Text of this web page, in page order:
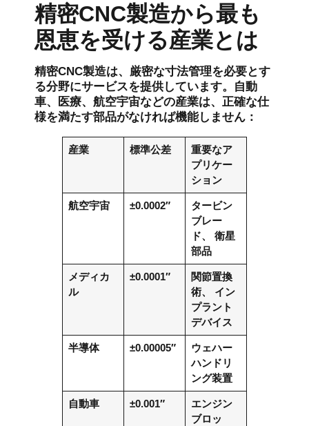
精密CNC製造から最も
恩恵を受ける産業とは
精密CNC製造は、厳密な寸法管理を必要とす
る分野にサービスを提供しています。自動
車、医療、航空宇宙などの産業は、正確な仕
様を満たす部品がなければ機能しません：
産業 標準公差
重要なア
プリケー
ション
航空宇宙 ±0.0002″
タービン
ブレー
ド、 衛星
部品
メディカ
ル
±0.0001″
関節置換
術、 イン
プラント
デバイス
半導体 ±0.00005″
ウェハー
ハンドリ
ング装置
自動車 ±0.001″
エンジン
ブロッ